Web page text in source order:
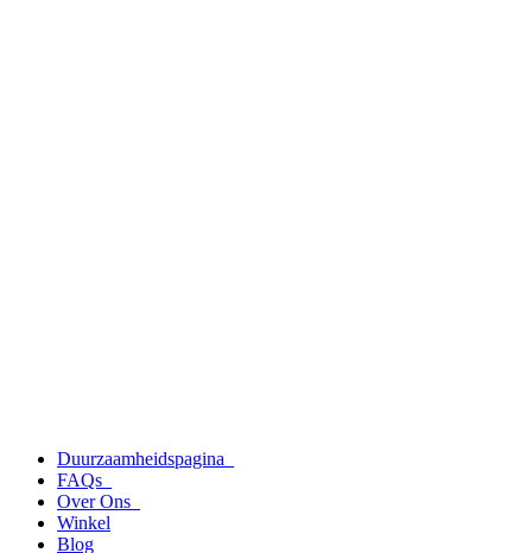
Duurzaamheidspagina
FAQs
Over Ons
Winkel
Blog